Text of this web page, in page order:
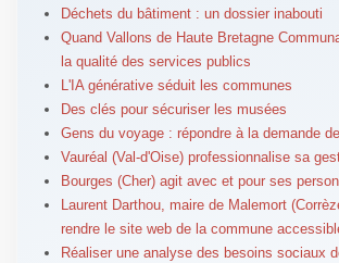
Déchets du bâtiment : un dossier inabouti
Quand Vallons de Haute Bretagne
la qualité des services publics
L'IA générative séduit les communes
Des clés pour sécuriser les musées
Gens du voyage : répondre à la demande
Vauréal (Val-d'Oise) professionnalise sa
Bourges (Cher) agit avec et pour ses
Laurent Darthou, maire de Malemort
rendre le site web de la commune
Réaliser une analyse des besoins sociaux